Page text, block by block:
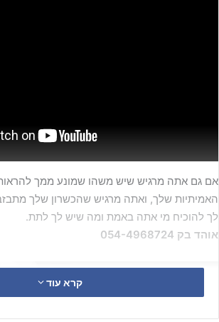
אם גם אתה מרגיש שיש משהו שמונע ממך
האמיתיות שלך, ואתה מרגיש שהכשרון שלך
לך להוכיח מי אתה באמת ומה שיש לך לתת.
אוהד בק 054-4968724
קרא עוד